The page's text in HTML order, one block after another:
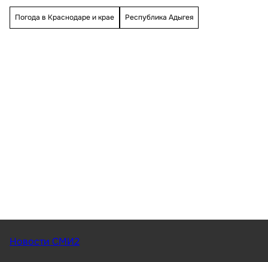
Погода в Краснодаре и крае Республика Адыгея
Новости СМИ2